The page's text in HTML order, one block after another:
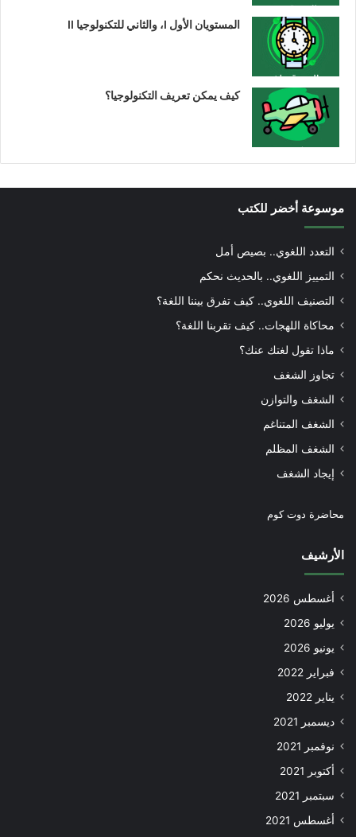
المستويان الأول I، والثاني للتكنولوجيا II
كيف يمكن تعريف التكنولوجيا؟
موسوعة أخضر للكتب
التعدد اللغوي.. بصيص أمل
التمييز اللغوي.. بالحديث نحكم
التصنيف اللغوي.. كيف تفرق بيننا اللغة؟
محاكاة اللهجات.. كيف تقربنا اللغة؟
ماذا تقول لغتك عنك؟
تجاوز الشغف
الشغف والتوازن
الشغف المتناغم
الشغف المظلم
إيجاد الشغف
محاضرة دوت كوم
الأرشيف
أغسطس 2026
يوليو 2026
يونيو 2026
فبراير 2022
يناير 2022
ديسمبر 2021
نوفمبر 2021
أكتوبر 2021
سبتمبر 2021
أغسطس 2021